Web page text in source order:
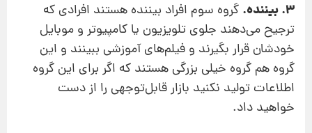
3. بیننده.
گروه سوم افراد بیننده هستند افرادی كه
ترجیح می‌دهند جلوی تلویزیون یا كامپیوتر و موبایل
خودشان قرار بگیرند و فیلم‌های آموزشی ببینند و این
گروه هم گروه خیلی بزرگی هستند كه اگر برای این گروه
اطلاعات تولید نكنید بازار قابل‌توجهی را از دست
خواهید داد.